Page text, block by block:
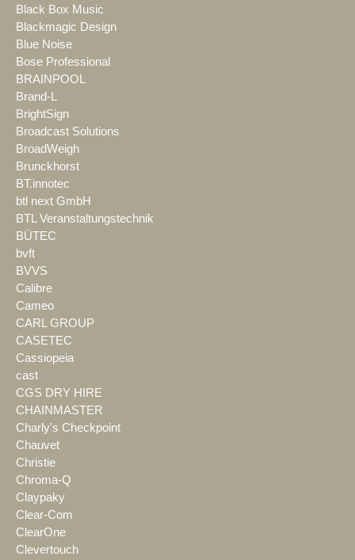
Black Box Music
Blackmagic Design
Blue Noise
Bose Professional
BRAINPOOL
Brand-L
BrightSign
Broadcast Solutions
BroadWeigh
Brunckhorst
BT.innotec
btl next GmbH
BTL Veranstaltungstechnik
BÜTEC
bvft
BVVS
Calibre
Cameo
CARL GROUP
CASETEC
Cassiopeia
cast
CGS DRY HIRE
CHAINMASTER
Charly's Checkpoint
Chauvet
Christie
Chroma-Q
Claypaky
Clear-Com
ClearOne
Clevertouch